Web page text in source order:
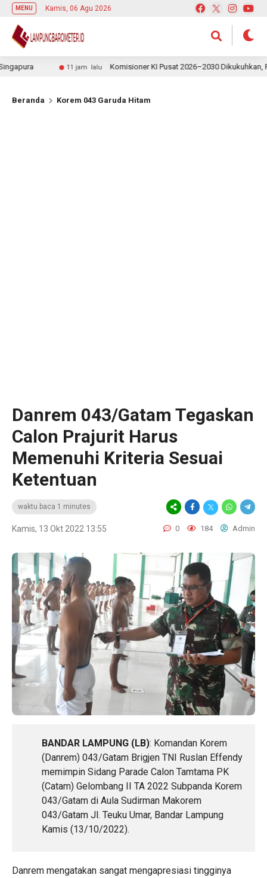
MENU Kamis, 06 Agu 2026
11 jam lalu Komisioner KI Pusat 2026–2030 Dikukuhkan,
Beranda Korem 043 Garuda Hitam
Danrem 043/Gatam Tegaskan
Calon Prajurit Harus
Memenuhi Kriteria Sesuai
Ketentuan
waktu baca 1 minutes
Kamis, 13 Okt 2022 13:55 0 184 Admin
BANDAR LAMPUNG (LB): Komandan Korem
(Danrem) 043/Gatam Brigjen TNI Ruslan Effendy
memimpin Sidang Parade Calon Tamtama PK
(Catam) Gelombang II TA 2022 Subpanda Korem
043/Gatam di Aula Sudirman Makorem
043/Gatam Jl. Teuku Umar, Bandar Lampung
Kamis (13/10/2022).
Danrem mengatakan sangat mengapresiasi tingginya